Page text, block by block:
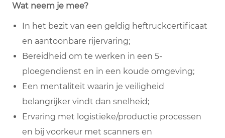
Wat neem je mee?
In het bezit van een geldig heftruckcertificaat
en aantoonbare rijervaring;
Bereidheid om te werken in een 5-
ploegendienst en in een koude omgeving;
Een mentaliteit waarin je veiligheid
belangrijker vindt dan snelheid;
Ervaring met logistieke/productie processen
en bij voorkeur met scanners en